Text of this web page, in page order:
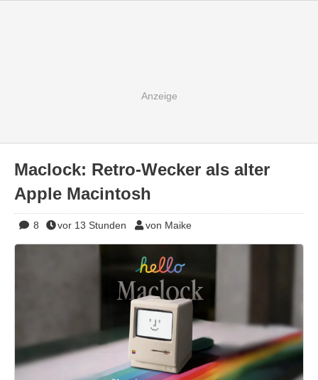
Maclock: Retro-Wecker als alter
Apple Macintosh
8 vor 13 Stunden von Maike